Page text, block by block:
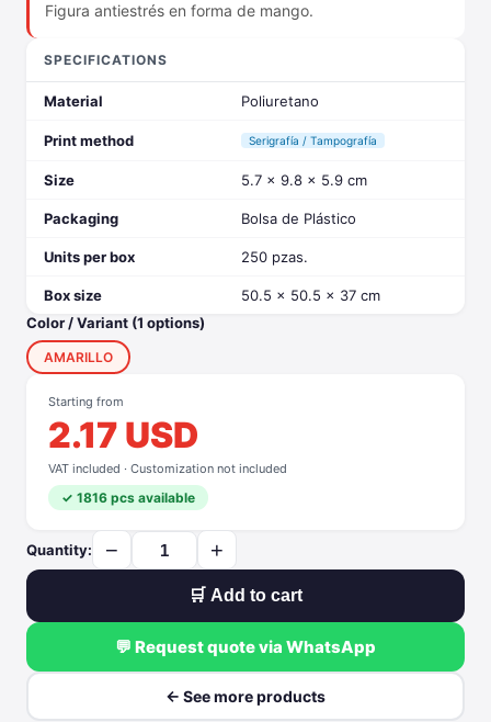
Figura antiestrés en forma de mango.
SPECIFICATIONS
Material Poliuretano
Print method Serigrafía / Tampografía
Size 5.7 x 9.8 x 5.9 cm
Packaging Bolsa de Plástico
Units per box 250 pzas.
Box size
50.5 x 50.5 x 37 cm
Color / Variant (1 options)
AMARILLO
Starting from
2.17 USD
VAT included · Customization not included
✓ 1816 pcs available
Quantity: − +
🛒 Add to cart
💬 Request quote via WhatsApp
← See more products